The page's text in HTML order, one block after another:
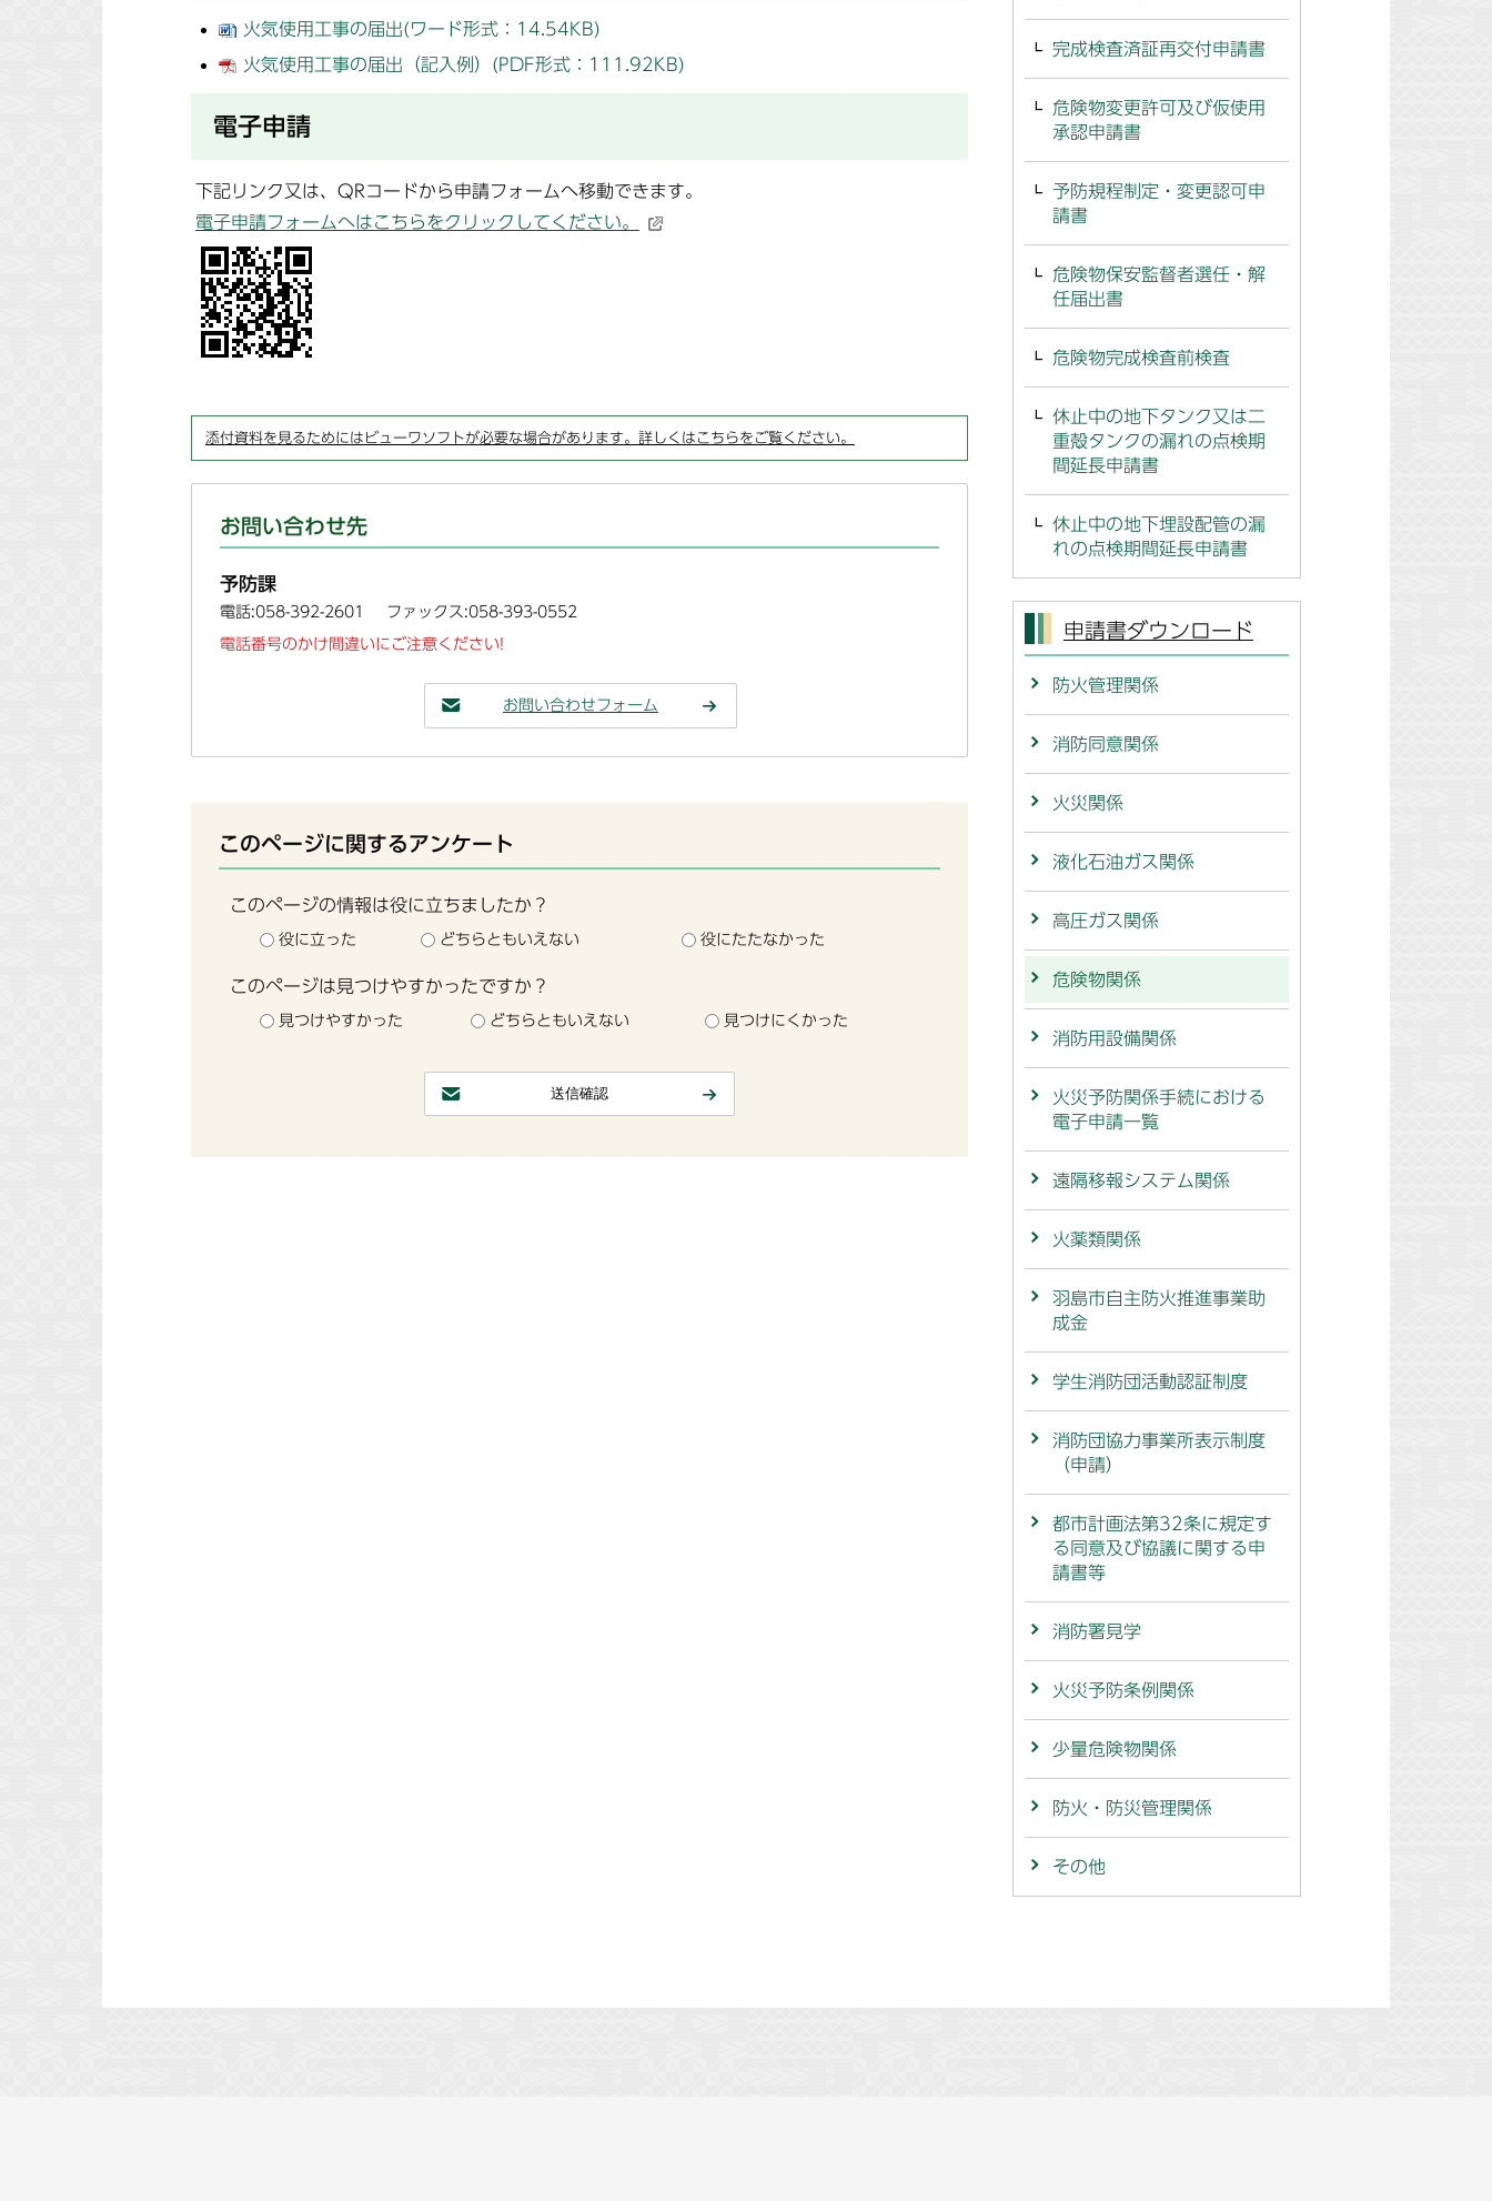
火気使用工事の届出(ワード形式：14.54KB)
火気使用工事の届出（記入例）(PDF形式：111.92KB)
電子申請
下記リンク又は、QRコードから申請フォームへ移動できます。
電子申請フォームへはこちらをクリックしてください。
添付資料を見るためにはビューワソフトが必要な場合があります。詳しくはこちらをご覧ください。
お問い合わせ先
予防課
電話:058-392-2601 ファックス:058-393-0552
電話番号のかけ間違いにご注意ください!
お問い合わせフォーム
このページに関するアンケート
このページの情報は役に立ちましたか？
役に立った どちらともいえない 役にたたなかった
このページは見つけやすかったですか？
見つけやすかった どちらともいえない 見つけにくかった
完成検査済証再交付申請書
危険物変更許可及び仮使用
承認申請書
予防規程制定・変更認可申
請書
危険物保安監督者選任・解
任届出書
危険物完成検査前検査
休止中の地下タンク又は二
重殻タンクの漏れの点検期
間延長申請書
休止中の地下埋設配管の漏
れの点検期間延長申請書
申請書ダウンロード
防火管理関係
消防同意関係
火災関係
液化石油ガス関係
高圧ガス関係
危険物関係
消防用設備関係
火災予防関係手続における
電子申請一覧
遠隔移報システム関係
火薬類関係
羽島市自主防火推進事業助
成金
学生消防団活動認証制度
消防団協力事業所表示制度
（申請）
都市計画法第32条に規定す
る同意及び協議に関する申
請書等
消防署見学
火災予防条例関係
少量危険物関係
防火・防災管理関係
その他